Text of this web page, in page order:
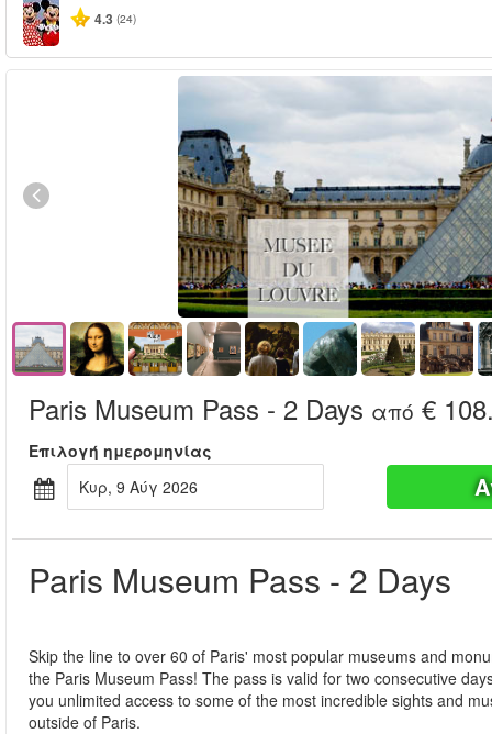
4.3 (24)
Paris Museum Pass - 2 Days από €
Επιλογή ημερομηνίας
Κυρ, 9 Αύγ 2026
Paris Museum Pass - 2 Days
Skip the line to over 60 of Paris' most popular museums and
the Paris Museum Pass! The pass is valid for two consecutive
you unlimited access to some of the most incredible sights and
outside of Paris.